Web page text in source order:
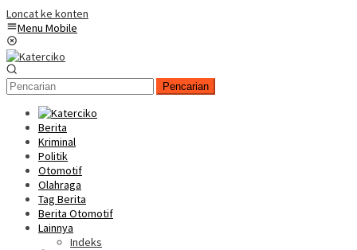
Loncat ke konten
Menu Mobile
Pencarian
Berita
Kriminal
Politik
Otomotif
Olahraga
Tag Berita
Berita Otomotif
Lainnya
Indeks